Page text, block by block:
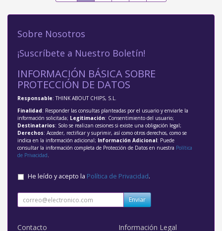
Sobre Nosotros
¡Suscríbete a Nuestro Boletín!
INFORMACIÓN BÁSICA SOBRE
PROTECCIÓN DE DATOS
Responsable: THINK ABOUT CHIPS, S.L.
Finalidad: Responder las consultas planteadas por el usuario y enviarle la
información solicitada; Legitimación: Consentimiento del usuario;
Destinatarios: Solo se realizan cesiones si existe una obligación legal;
Derechos: Acceder, rectificar y suprimir, así como otros derechos, como se
indica en la información adicional; Información Adicional: Puede
consultar la información completa de Protección de Datos en nuestra Política
de Privacidad.
He leído y acepto la Política de Privacidad.
Enviar
Contacto Información Legal